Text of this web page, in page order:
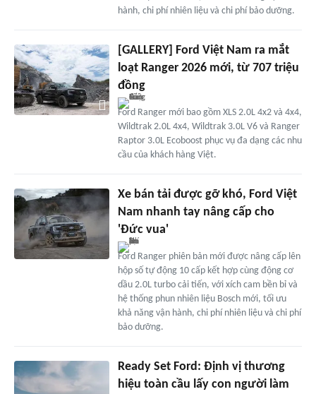
hành, chi phí nhiên liệu và chi phí bảo dưỡng.
[GALLERY] Ford Việt Nam ra mắt
loạt Ranger 2026 mới, từ 707 triệu
đồng
Ford Ranger mới bao gồm XLS 2.0L 4x2 và 4x4,
Wildtrak 2.0L 4x4, Wildtrak 3.0L V6 và Ranger
Raptor 3.0L Ecoboost phục vụ đa dạng các nhu
cầu của khách hàng Việt.
Xe bán tải được gỡ khó, Ford Việt
Nam nhanh tay nâng cấp cho
'Đức vua'
Ford Ranger phiên bản mới được nâng cấp lên
hộp số tự động 10 cấp kết hợp cùng động cơ
dầu 2.0L turbo cải tiến, với xích cam bền bỉ và
hệ thống phun nhiên liệu Bosch mới, tối ưu
khả năng vận hành, chi phí nhiên liệu và chi phí
bảo dưỡng.
Ready Set Ford: Định vị thương
hiệu toàn cầu lấy con người làm